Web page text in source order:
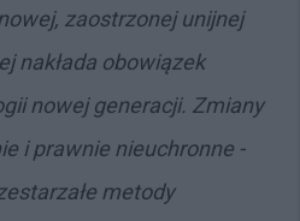
zaostrzonej unijnej
nakłada obowiązek
nowej generacji. Zmiany
i prawnie nieuchronne -
metody